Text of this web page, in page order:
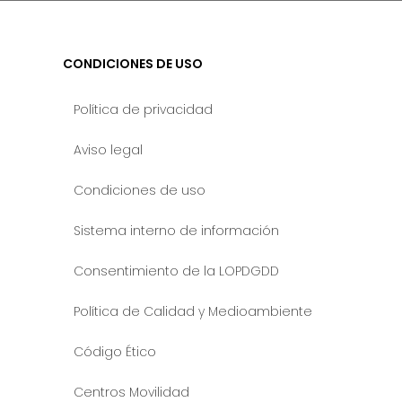
CONDICIONES DE USO
Política de privacidad
Aviso legal
Condiciones de uso
Sistema interno de información
Consentimiento de la LOPDGDD
Política de Calidad y Medioambiente
Código Ético
Centros Movilidad